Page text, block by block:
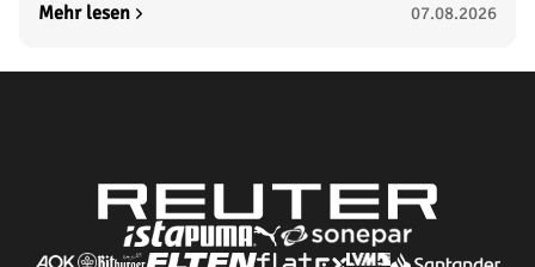
Mehr lesen 07.08.2026